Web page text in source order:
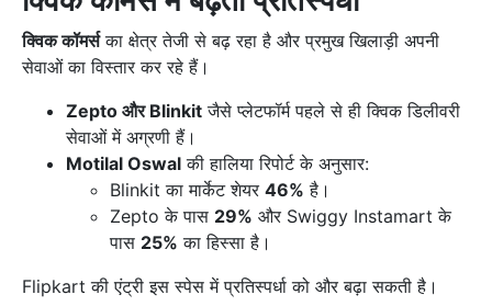
क्विक कॉमर्सका क्षेत्र तेजी से बढ़ रहा है और प्रमुख खिलाड़ी अपनी
सेवाओं का विस्तार कर रहे हैं।
Zepto और Blinkit जैसे प्लेटफॉर्म पहले से ही क्विक डिलीवरी
सेवाओं में अग्रणी हैं।
Motilal Oswal की हालिया रिपोर्ट के अनुसार:
Blinkit का मार्केट शेयर 46% है।
Zepto के पास 29% और Swiggy Instamart के
पास 25% का हिस्सा है।
Flipkart की एंट्री इस स्पेस में प्रतिस्पर्धा को और बढ़ा सकती है।